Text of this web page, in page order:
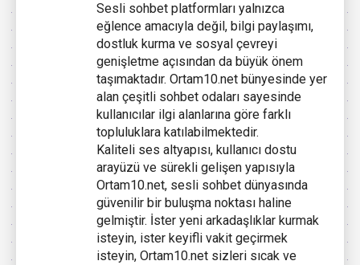
Sesli sohbet platformları yalnızca
eğlence amacıyla değil, bilgi paylaşımı,
dostluk kurma ve sosyal çevreyi
genişletme açısından da büyük önem
taşımaktadır. Ortam10.net bünyesinde yer
alan çeşitli sohbet odaları sayesinde
kullanıcılar ilgi alanlarına göre farklı
topluluklara katılabilmektedir.
Kaliteli ses altyapısı, kullanıcı dostu
arayüzü ve sürekli gelişen yapısıyla
Ortam10.net, sesli sohbet dünyasında
güvenilir bir buluşma noktası haline
gelmiştir. İster yeni arkadaşlıklar kurmak
isteyin, ister keyifli vakit geçirmek
isteyin, Ortam10.net sizleri sıcak ve